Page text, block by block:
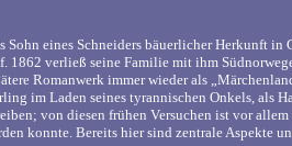
Sohn eines Schneiders bäuerlicher Herkunft
1862 verließ seine Familie mit ihm
Romanwerk immer wieder als
im Laden seines tyrannischen Onkels, als
von diesen frühen Versuchen ist vor
konnte. Bereits hier sind zentrale Aspekte